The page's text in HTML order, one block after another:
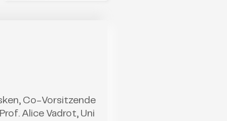
Co-Vorsitzende
Alice Vadrot, Uni